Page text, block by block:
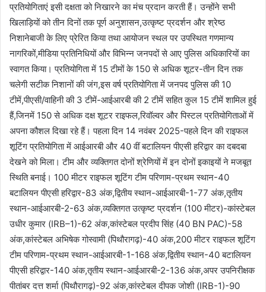
प्रतियोगिताएं इसी दक्षता को निखारने का मंच प्रदान करती हैं। उन्होंने सभी
खिलाड़ियों को तीन दिनों तक पूर्ण अनुशासन,उत्कृष्ट प्रदर्शन और श्रेष्ठ
निशानेबाजी के लिए प्रेरित किया तथा आयोजन स्थल पर उपस्थित गणमान्य
नागरिकों,मीडिया प्रतिनिधियों और विभिन्न जनपदों से आए पुलिस अधिकारियों का
स्वागत किया। प्रतियोगिता में 15 टीमों के 150 से अधिक शूटर-तीन दिन तक
चलेगी सटीक निशानों की जंग,इस वर्ष प्रतियोगिता में जनपद पुलिस की 10
टीमें,पीएसी/वाहिनी की 3 टीमें-आईआरबी की 2 टीमें सहित कुल 15 टीमें शामिल हुई
हैं,जिनमें 150 से अधिक दक्ष शूटर राइफल,रिवॉल्वर और पिस्टल प्रतियोगिताओं में
अपना कौशल दिखा रहे हैं। पहला दिन 14 नवंबर 2025-पहले दिन की राइफल
शूटिंग प्रतियोगिता में आईआरबी और 40 वीं बटालियन पीएसी हरिद्वार का दबदबा
देखने को मिला। टीम और व्यक्तिगत दोनों श्रेणियों में इन दोनों इकाइयों ने मजबूत
स्थिति बनाई। 100 मीटर राइफल शूटिंग टीम परिणाम-प्रथम स्थान-40
बटालियन पीएसी हरिद्वार-83 अंक,द्वितीय स्थान-आईआरबी-1-77 अंक,तृतीय
स्थान-आईआरबी-2-63 अंक,व्यक्तिगत उत्कृष्ट प्रदर्शन (100 मीटर)-कांस्टेबल
उधीर कुमार (IRB–1)-62 अंक,कांस्टेबल प्रदीप सिंह (40 BN PAC)-58
अंक,कांस्टेबल अभिषेक गोस्वामी (पिथौरागढ़)-40 अंक,200 मीटर राइफल शूटिंग
टीम परिणाम-प्रथम स्थान-आईआरबी-1-168 अंक,द्वितीय स्थान-40 बटालियन
पीएसी हरिद्वार-140 अंक,तृतीय स्थान-आईआरबी-2-136 अंक,अपर उपनिरीक्षक
पीतांबर दत्त शर्मा (पिथौरागढ़)-92 अंक,कांस्टेबल दीपक जोशी (IRB-1)-90